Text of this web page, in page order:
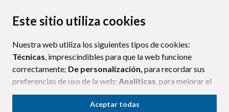
Este sitio utiliza cookies
Nuestra web utiliza los siguientes tipos de cookies:
Técnicas, imprescindibles para que la web funcione
correctamente; De personalización, para recordar sus
preferencias de uso de la web; Analíticas, para mejorar el
funcionamiento de la web y sus servicios.
Aceptar todas
CONTACTA CON TU AYUNTAMIENTO
MAPA WEB
AVISO LEGAL
PROTECCIÓN DE DATOS
POLÍTICA DE COOKIES